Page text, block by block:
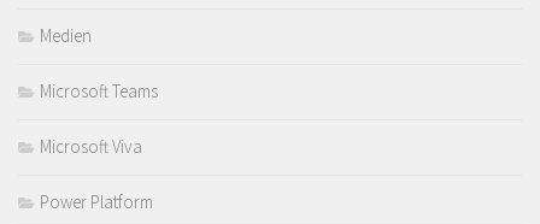
Medien
Microsoft Teams
Microsoft Viva
Power Platform